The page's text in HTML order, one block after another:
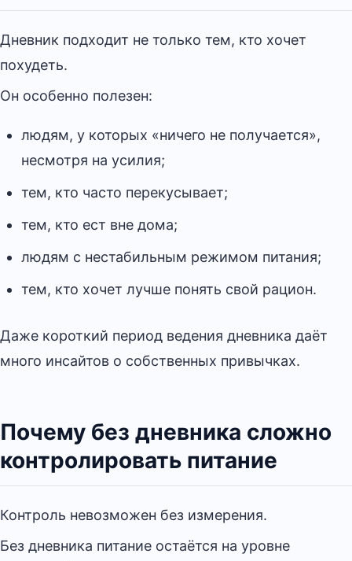
Дневник подходит не только тем, кто хочет
похудеть.
Он особенно полезен:
людям, у которых «ничего не получается»,
несмотря на усилия;
тем, кто часто перекусывает;
тем, кто ест вне дома;
людям с нестабильным режимом питания;
тем, кто хочет лучше понять свой рацион.
Даже короткий период ведения дневника даёт
много инсайтов о собственных привычках.
Почему без дневника сложно
контролировать питание
Контроль невозможен без измерения.
Без дневника питание остаётся на уровне